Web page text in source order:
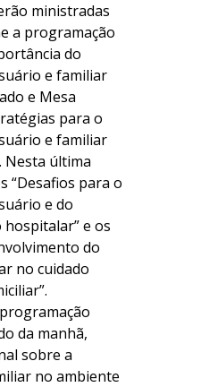
ministradas
a programação
do
e familiar
e Mesa
para o
e familiar
Nesta última
“Desafios para o
e do
e os
do
no cuidado
da manhã,
sobre a
no ambiente